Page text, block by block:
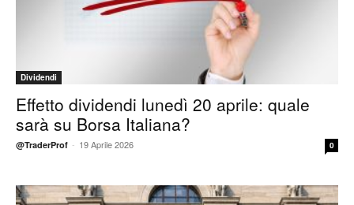
Dividendi
Effetto dividendi lunedì 20 aprile: quale
sarà su Borsa Italiana?
@TraderProf - 19 Aprile 2026 0